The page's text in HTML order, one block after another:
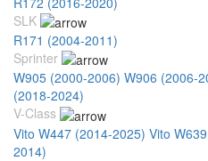
SLK
R171 (2004-2011)
Sprinter
W905 (2000-2006) W906 (2006-
(2018-2024)
V-Class
Vito W447 (2014-2025) Vito
2014)